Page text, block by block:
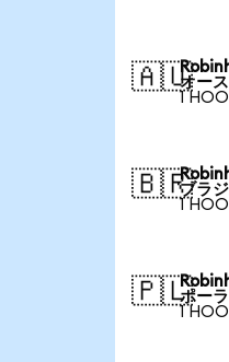
🇦🇺オー
1
🇧🇷ブラ
1
🇵🇱ポー
1